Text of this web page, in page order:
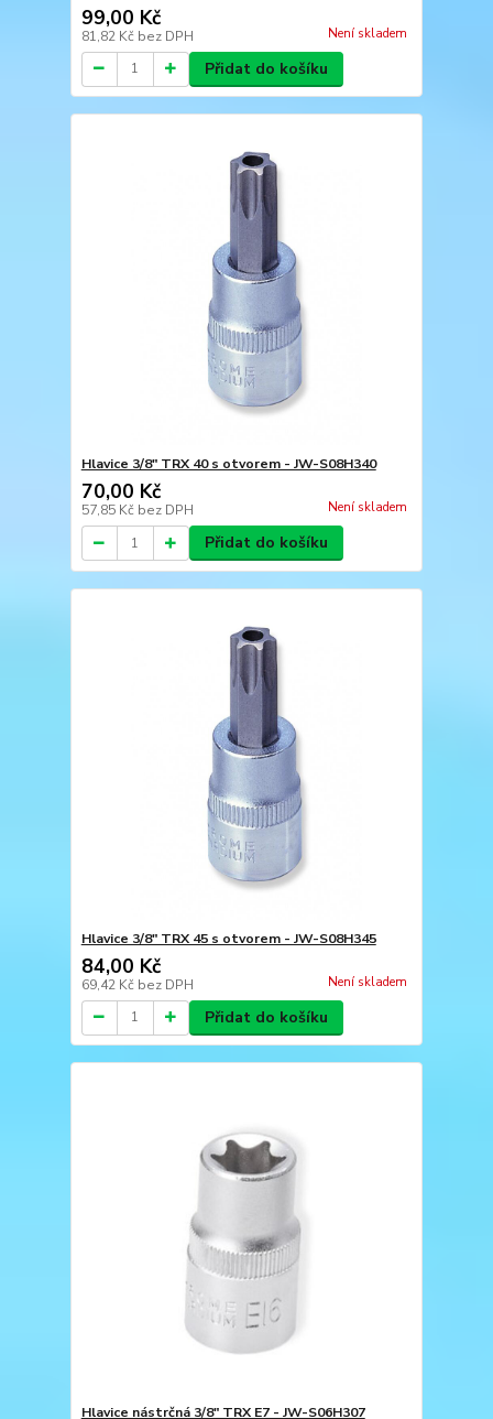
99,00 Kč
81,82 Kč bez DPH Není skladem
Přidat do košíku
Hlavice 3/8" TRX 40 s otvorem - JW-S08H340
70,00 Kč
57,85 Kč bez DPH Není skladem
Přidat do košíku
Hlavice 3/8" TRX 45 s otvorem - JW-S08H345
84,00 Kč
69,42 Kč bez DPH Není skladem
Přidat do košíku
Hlavice nástrčná 3/8" TRX E7 - JW-S06H307